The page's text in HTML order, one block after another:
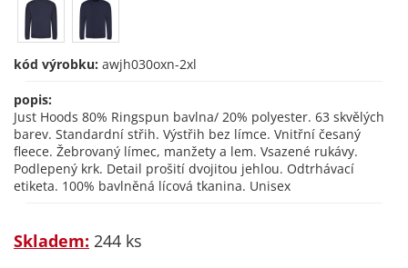
kód výrobku: awjh030oxn-2xl
popis:
Just Hoods 80% Ringspun bavlna/ 20% polyester. 63 skvělých
barev. Standardní střih. Výstřih bez límce. Vnitřní česaný
fleece. Žebrovaný límec, manžety a lem. Vsazené rukávy.
Podlepený krk. Detail prošití dvojitou jehlou. Odtrhávací
etiketa. 100% bavlněná lícová tkanina. Unisex
Skladem: 244 ks